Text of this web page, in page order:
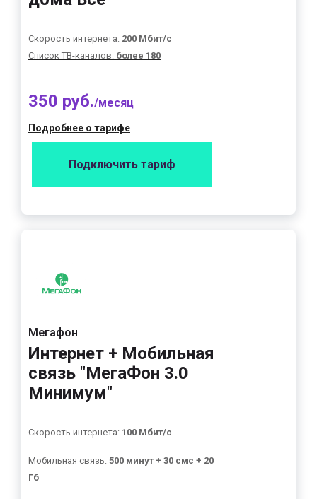
Скорость интернета: 200 Мбит/с
Список ТВ-каналов: более 180
350 руб./месяц
Подробнее о тарифе
Подключить тариф
Мегафон
Интернет + Мобильная
связь "МегаФон 3.0
Минимум"
Скорость интернета: 100 Мбит/с
Мобильная связь: 500 минут + 30 смс + 20
Гб